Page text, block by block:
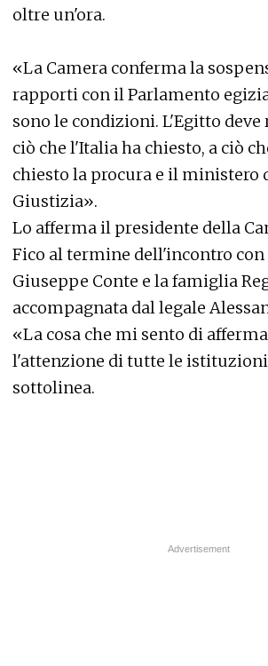
oltre un'ora.
«La Camera conferma la
rapporti con il Parlamento
sono le condizioni. L'Egitto deve
ciò che l'Italia ha chiesto, a ciò
chiesto la procura e il ministero
Giustizia».
Lo afferma il presidente della
Fico al termine dell'incontro
Giuseppe Conte e la famiglia
accompagnata dal legale
«La cosa che mi sento di
l'attenzione di tutte le istituzioni
sottolinea.